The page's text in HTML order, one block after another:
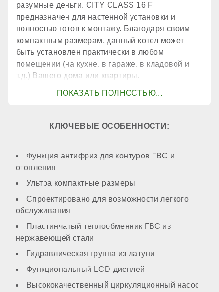
КПД
93,3 %
Преднагрев теплообменника ГВС
разумные деньги. CITY CLASS 16 F
предназначен для настенной установки и
полностью готов к монтажу. Благодаря своим
компактным размерам, данный котел может
быть установлен практически в любом
помещении (на кухне, в гараже, в кладовой и
т.д.) Вашего дома или квартиры.
КЛЮЧЕВЫЕ ОСОБЕННОСТИ:
Функция антифриз для контуров ГВС и
отопления
Ультра компактные размеры
Спроектировано для возможности легкого
обслуживания
Пластинчатый теплообменник ГВС из
нержавеющей стали
Гидравлическая группа из латуни
Функциональный LCD-дисплей
Высококачественный циркуляционный насос